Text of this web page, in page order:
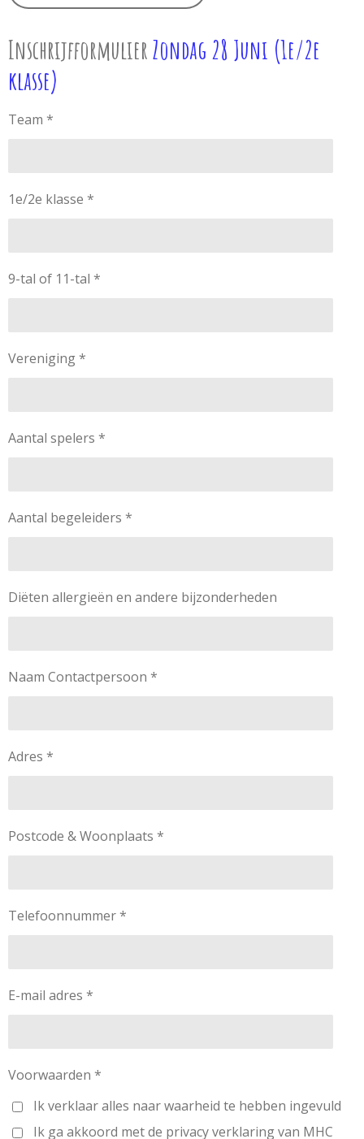
InschrijfformulierZondag 28 Juni (1e/2e
klasse)
Team *
1e/2e klasse *
9-tal of 11-tal *
Vereniging *
Aantal spelers *
Aantal begeleiders *
Diëten allergieën en andere bijzonderheden
Naam Contactpersoon *
Adres *
Postcode & Woonplaats *
Telefoonnummer *
E-mail adres *
Voorwaarden *
Ik verklaar alles naar waarheid te hebben ingevuld
Ik ga akkoord met de privacy verklaring van MHC